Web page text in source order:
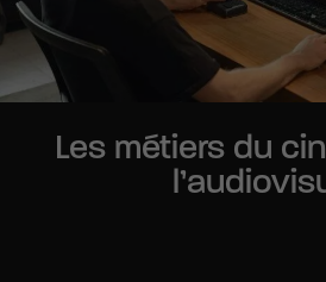
Les métiers du